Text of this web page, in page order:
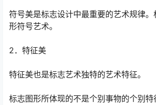
符号美是标志设计中最重要的艺术规律。
形符号艺术。
2．特征美
特征美也是标志艺术独特的艺术特征。
标志图形所体现的不是个别事物的个别